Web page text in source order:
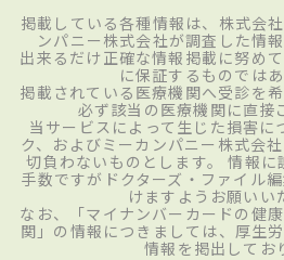
掲載している各種情報は、株式会
ンパニー株式会社が調査した情
出来るだけ正確な情報掲載に努め
に保証するものではあ
掲載されている医療機関へ受診を
必ず該当の医療機関に直接
当サービスによって生じた損害に
ク、およびミーカンパニー株式会
切負わないものとします。 情報
手数ですがドクターズ・ファイル
けますようお願いい
なお、「マイナンバーカードの健
関」の情報につきましては、厚生
情報を掲出してお